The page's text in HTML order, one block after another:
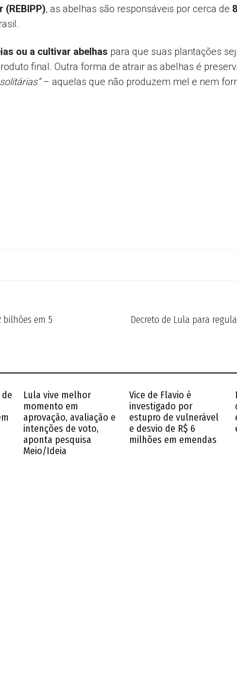
, as abelhas são responsáveis por cerca de
ou a cultivar abelhas para que suas plantações
final. Outra forma de atrair as abelhas é
– aquelas que não produzem mel e nem
bilhões em 5
Decreto de Lula para
Lula vive melhor
momento em
aprovação, avaliação e
intenções de voto,
aponta pesquisa
Meio/Ideia
Vice de Flavio é
investigado por
estupro de vulnerável
e desvio de R$ 6
milhões em emendas